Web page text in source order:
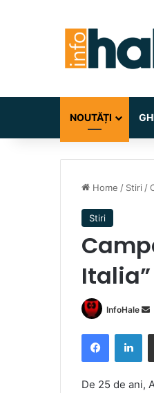
NOUTĂȚI
Home / Stiri /
Stiri
InfoHale
Facebook
De 25 de ani,